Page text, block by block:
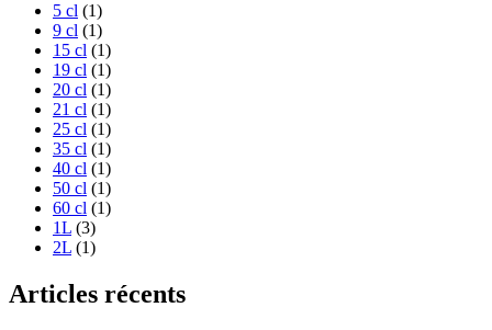
5 cl (1)
9 cl (1)
15 cl (1)
19 cl (1)
20 cl (1)
21 cl (1)
25 cl (1)
35 cl (1)
40 cl (1)
50 cl (1)
60 cl (1)
1L (3)
2L (1)
Articles récents